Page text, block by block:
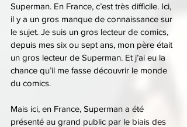
Superman. En France, c’est très difficile. Ici,
il y a un gros manque de connaissance sur
le sujet. Je suis un gros lecteur de comics,
depuis mes six ou sept ans, mon père était
un gros lecteur de Superman. Et j’ai eu la
chance qu’il me fasse découvrir le monde
du comics.
Mais ici, en France, Superman a été
présenté au grand public par le biais des